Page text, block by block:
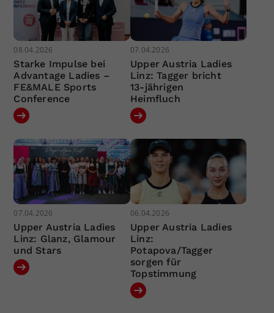
08.04.2026
Starke Impulse bei
Advantage Ladies –
FE&MALE Sports
Conference
07.04.2026
Upper Austria Ladies
Linz: Tagger bricht
13-jährigen
Heimfluch
07.04.2026
Upper Austria Ladies
Linz: Glanz, Glamour
und Stars
06.04.2026
Upper Austria Ladies
Linz:
Potapova/Tagger
sorgen für
Topstimmung